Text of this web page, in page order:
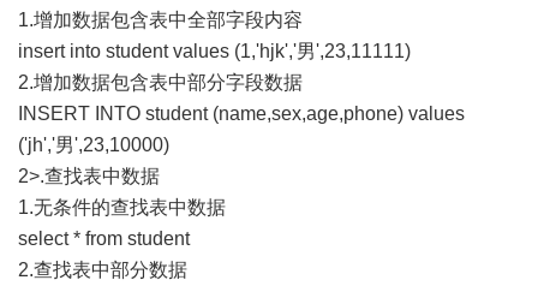
1.增加数据包含表中全部字段内容
insert into student values (1,'hjk','男',23,11111)
2.增加数据包含表中部分字段数据
INSERT INTO student (name,sex,age,phone) values
('jh','男',23,10000)
2>.查找表中数据
1.无条件的查找表中数据
select * from student
2.查找表中部分数据